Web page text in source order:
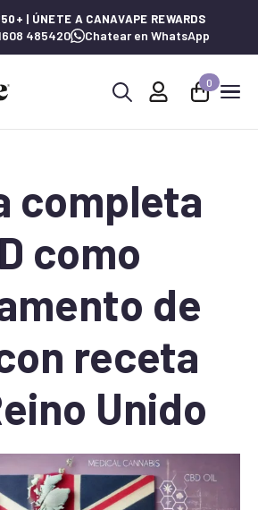
| ÚNETE A CANAVAPE REWARDS
485420 Chatear en WhatsApp
0
completa
como
de
receta
Unido